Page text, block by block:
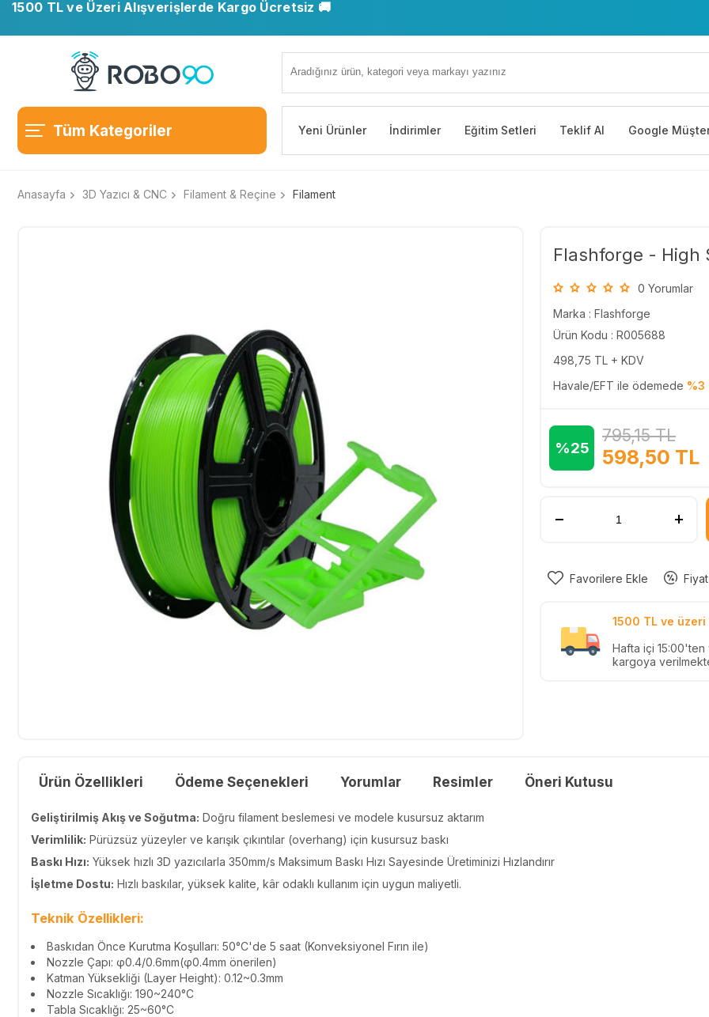
1500 TL ve Üzeri Alışverişlerde Kargo Ücretsiz 🚚
Tüm Kategoriler Yeni Ürünler İndirimler Eğitim Setleri Teklif Al Google
Anasayfa 3D Yazıcı & CNC Filament & Reçine Filament
Flashforge - High
0 Yorumlar
Marka : Flashforge
Ürün Kodu : R005688
498,75 TL + KDV
Havale/EFT ile ödemede %3
%25 598,50 TL
795,15TL
Favorilere Ekle Fiyat
1500 TL ve
Hafta içi
kargoya
Ürün Özellikleri Ödeme Seçenekleri Yorumlar Resimler Öneri Kutusu
Geliştirilmiş Akış ve Soğutma: Doğru filament beslemesi ve modele kusursuz aktarım
Verimlilik: Pürüzsüz yüzeyler ve karışık çıkıntılar (overhang) için kusursuz baskı
Baskı Hızı: Yüksek hızlı 3D yazıcılarla 350mm/s Maksimum Baskı Hızı Sayesinde Üretiminizi Hızlandırır
İşletme Dostu: Hızlı baskılar, yüksek kalite, kâr odaklı kullanım için uygun maliyetli.
Teknik Özellikleri:
Baskıdan Önce Kurutma Koşulları: 50°C'de 5 saat (Konveksiyonel Fırın ile)
Nozzle Çapı: φ0.4/0.6mm(φ0.4mm önerilen)
Katman Yüksekliği (Layer Height): 0.12~0.3mm
Nozzle Sıcaklığı: 190~240°C
Tabla Sıcaklığı: 25~60°C